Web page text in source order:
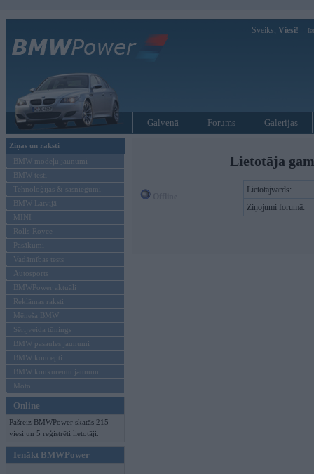
Sveiks, Viesi!
Galvenā Forums Galerijas
Ziņas un raksti
BMW modeļu jaunumi
BMW testi
Tehnoloģijas & sasniegumi
BMW Latvijā
MINI
Rolls-Royce
Pasākumi
Vadāmības tests
Autosports
BMWPower aktuāli
Reklāmas raksti
Mēneša BMW
Sērijveida tūnings
BMW pasaules jaunumi
BMW koncepti
BMW konkurentu jaunumi
Moto
Online
Pašreiz BMWPower skatās 215
viesi un 5 reģistrēti lietotāji.
Ienākt BMWPower
Lietotāja
Lietotājvārds:
Ziņojumi forumā: